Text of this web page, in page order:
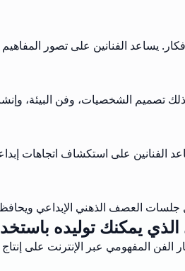
يساعد الفنانين على تصور
تصميم الشخصيات، وفن البيئة،
الفنانين على استكشاف اتجاهات
جلسات العصف الذهني الإبداعي
يمكنك توليده
الفن المفهومي عبر الإنترنت على